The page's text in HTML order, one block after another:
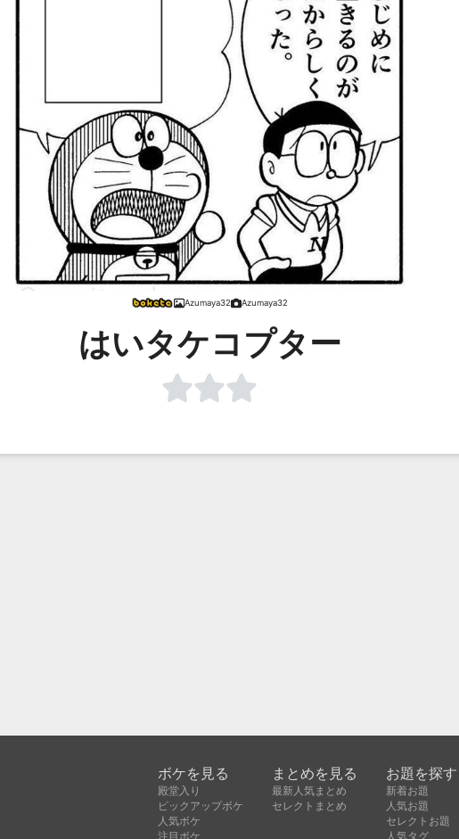
Azumaya32 Azumaya32
はいタケコプター
ボケを見る
殿堂入り
ピックアップボケ
人気ボケ
注目ボケ
まとめを見る
最新人気まとめ
セレクトまとめ
お題を探す
新着お題
人気お題
セレクトお題
人気タグ